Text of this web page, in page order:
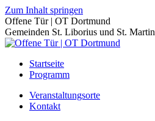
Zum Inhalt springen
Offene Tür | OT Dortmund
Gemeinden St. Liborius und St. Martin
Startseite
Programm
Veranstaltungsorte
Kontakt